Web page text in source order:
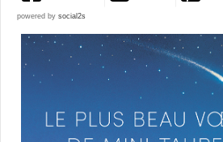
powered by social2s